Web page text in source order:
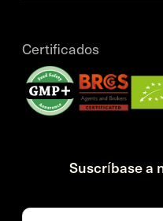
Certificados
Suscríbase a